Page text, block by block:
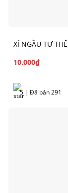
XÍ NGẦU TƯ
10.000₫
5 | Đã bán 291